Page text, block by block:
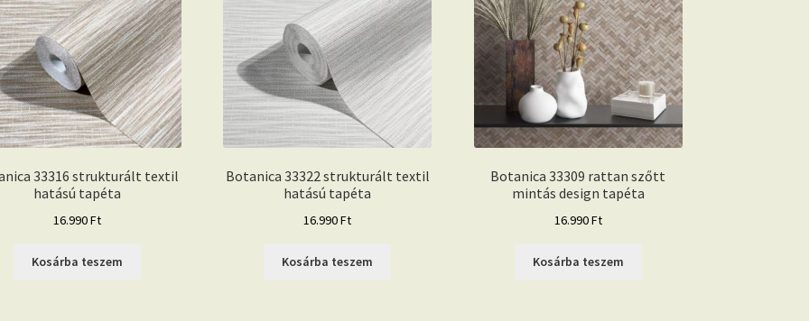
33316 strukturált textil
hatású tapéta
16.990Ft
Kosárba teszem
Botanica 33322 strukturált textil
hatású tapéta
16.990Ft
Kosárba teszem
Botanica 33309 rattan szőtt
mintás design tapéta
16.990Ft
Kosárba teszem